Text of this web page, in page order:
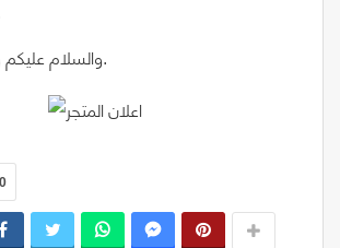
والسلام عليكم ورحمة الله وبركاته.
0